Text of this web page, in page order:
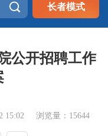
 长者模式
公开招聘工作
15:02 浏览量：15644